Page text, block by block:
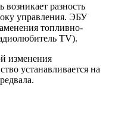
разность
управления. ЭБУ
топливно-
TV).
изменения
устанавливается на